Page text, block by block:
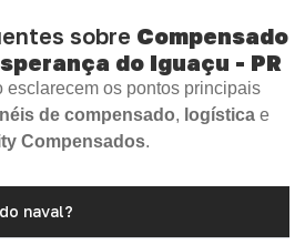
sobre Compensado
do Iguaçu - PR
esclarecem os pontos principais
de compensado, logística e
Compensados.
naval?